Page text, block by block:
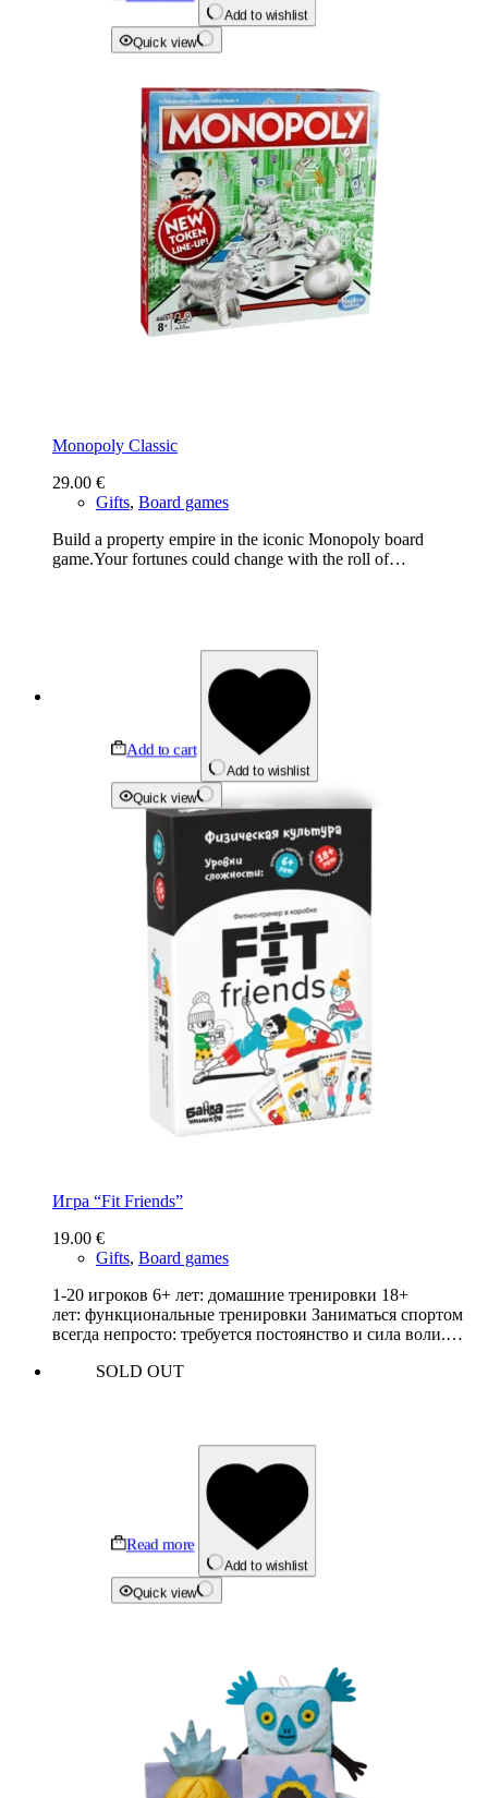
Add to wishlist
Quick view
Monopoly Classic
29.00 €
Gifts, Board games
Build a property empire in the iconic Monopoly board
game.Your fortunes could change with the roll of…
Add to cart
Add to wishlist
Quick view
Игра “Fit Friends”
19.00 €
Gifts, Board games
1-20 игроков 6+ лет: домашние тренировки 18+
лет: функциональные тренировки Заниматься спортом
всегда непросто: требуется постоянство и сила воли.…
SOLD OUT
Read more
Add to wishlist
Quick view